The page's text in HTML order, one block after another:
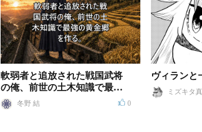
軟弱者と追放された戦国武将
の俺、前世の土木知識で最強
の黄金郷を作る。
冬野 結 0
ヴィランと
ミズキタ